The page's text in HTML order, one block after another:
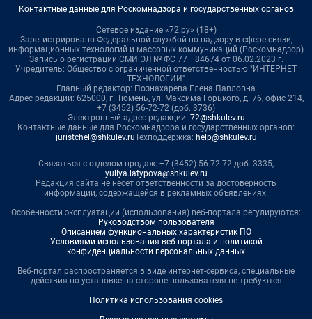
Контактные данные для Роскомнадзора и государственных органов
Сетевое издание «72.ру» (18+)
Зарегистрировано Федеральной службой по надзору в сфере связи,
информационных технологий и массовых коммуникаций (Роскомнадзор)
Запись о регистрации СМИ ЭЛ № ФС 77– 84674 от 06.02.2023 г.
Учредитель: Общество с ограниченной ответственностью "ИНТЕРНЕТ
ТЕХНОЛОГИИ"
Главный редактор: Познахарева Елена Павловна
Адрес редакции: 625000, г. Тюмень, ул. Максима Горького, д. 76, офис 214,
+7 (3452) 56-72-72 (доб. 3736)
Электронный адрес редакции: 72@shkulev.ru
Контактные данные для Роскомнадзора и государственных органов:
juristchel@shkulev.ruТехподдержка: help@shkulev.ru
Связаться с отделом продаж: +7 (3452) 56-72-72 доб. 3335,
yuliya.latypova@shkulev.ru
Редакция сайта не несет ответственности за достоверность
информации, содержащейся в рекламных объявлениях.
Особенности эксплуатации (использования) веб-портала регулируются:
Руководством пользователя
Описанием функциональных характеристик ПО
Условиями использования веб-портала и политикой
конфиденциальности персональных данных
Веб-портал распространяется в виде интернет-сервиса, специальные
действия по установке на стороне пользователя не требуются
Политика использования cookies